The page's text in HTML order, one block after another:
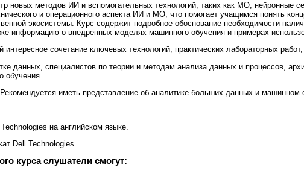
новых методов ИИ и вспомогательных технологий, таких как МО, нейронные
и операционного аспекта ИИ и МО, что помогает учащимся понять
экосистемы. Курс содержит подробное обоснование необходимости
информацию о внедренных моделях машинного обучения и примерах
интересное сочетание ключевых технологий, практических лабораторных
данных, специалистов по теории и методам анализа данных и процессов,
обучения.
Рекомендуется иметь представление об аналитике больших данных и машинном
на английском языке.
Dell Technologies.
курса слушатели смогут: